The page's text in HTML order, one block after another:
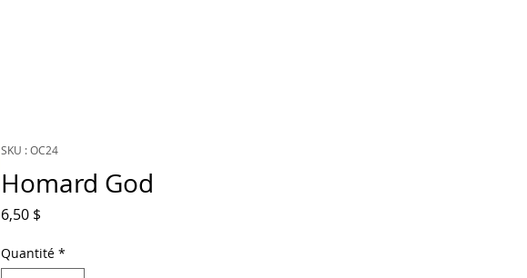
SKU : OC24
Homard God
6,50 $
Quantité *